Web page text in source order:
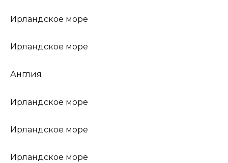
Ирландское море
Ирландское море
Англия
Ирландское море
Ирландское море
Ирландское море